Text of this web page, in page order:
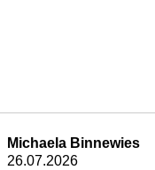
Michaela Binnewies
26.07.2026